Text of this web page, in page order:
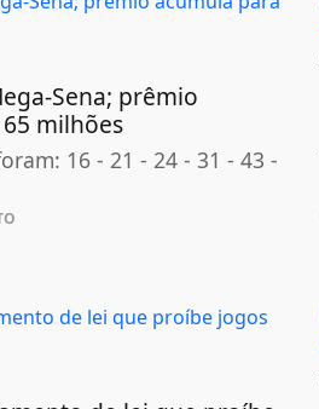
Sena; prêmio
milhões
16 - 21 - 24 - 31 - 43 -